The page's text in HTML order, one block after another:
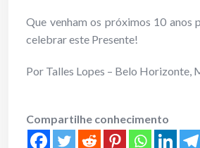
Que venham os próximos 10 anos
celebrar este Presente!
Por Talles Lopes – Belo Horizonte,
Compartilhe conhecimento